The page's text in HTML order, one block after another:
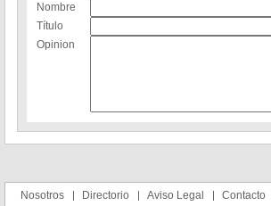
Nombre
Título
Opinion
Nosotros Directorio Aviso Legal Contacto